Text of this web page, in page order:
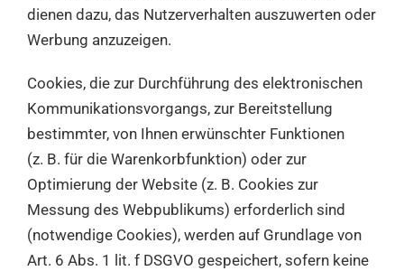
dienen dazu, das Nutzerverhalten auszuwerten oder
Werbung anzuzeigen.
Cookies, die zur Durchführung des elektronischen
Kommunikationsvorgangs, zur Bereitstellung
bestimmter, von Ihnen erwünschter Funktionen
(z. B. für die Warenkorbfunktion) oder zur
Optimierung der Website (z. B. Cookies zur
Messung des Webpublikums) erforderlich sind
(notwendige Cookies), werden auf Grundlage von
Art. 6 Abs. 1 lit. f DSGVO gespeichert, sofern keine